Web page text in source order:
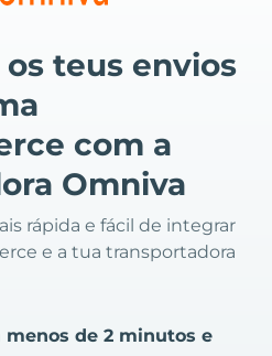
teus envios
com a
Omniva
rápida e fácil de integrar
e a tua transportadora
menos de 2 minutos e